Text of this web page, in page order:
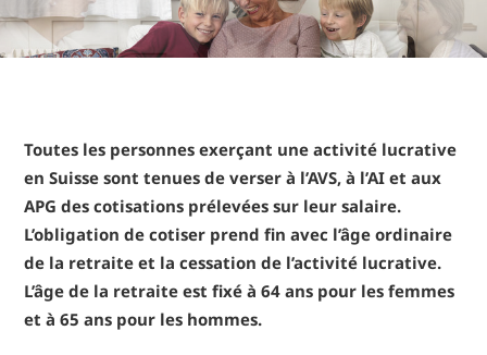
Toutes les personnes exerçant une activité lucrative
en Suisse sont tenues de verser à l’AVS, à l’AI et aux
APG des cotisations prélevées sur leur salaire.
L’obligation de cotiser prend fin avec l’âge ordinaire
de la retraite et la cessation de l’activité lucrative.
L’âge de la retraite est fixé à 64 ans pour les femmes
et à 65 ans pour les hommes.